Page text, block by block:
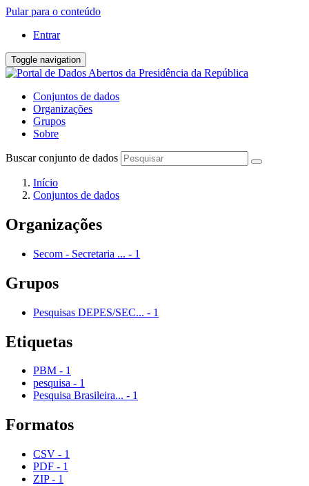
Pular para o conteúdo
Entrar
Toggle navigation
Conjuntos de dados
Organizações
Grupos
Sobre
Buscar conjunto de dados
Início
Conjuntos de dados
Organizações
Secom - Secretaria ... - 1
Grupos
Pesquisas DEPES/SEC... - 1
Etiquetas
PBM - 1
pesquisa - 1
Pesquisa Brasileira... - 1
Formatos
CSV - 1
PDF - 1
ZIP - 1